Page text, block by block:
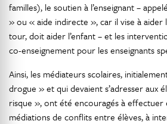
familles), le soutien à l’enseignant –
» ou « aide indirecte », car il vise à aider
tour, doit aider l’enfant – et les
co-enseignement pour les enseignants
Ainsi, les médiateurs scolaires,
drogue » et qui devaient s’adresser aux
risque », ont été encouragés à effectuer
médiations de conflits entre élèves, à